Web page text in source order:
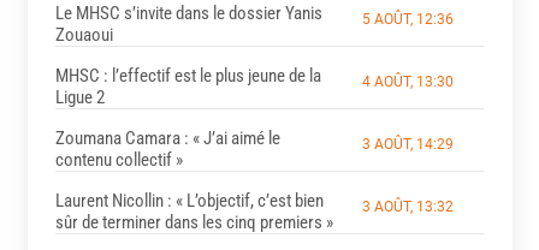
Le MHSC s’invite dans le dossier Yanis
Zouaoui
5 AOÛT, 12:36
MHSC : l’effectif est le plus jeune de la
Ligue 2
4 AOÛT, 13:30
Zoumana Camara : « J’ai aimé le
contenu collectif »
3 AOÛT, 14:29
Laurent Nicollin : « L’objectif, c’est bien
sûr de terminer dans les cinq premiers »
3 AOÛT, 13:32